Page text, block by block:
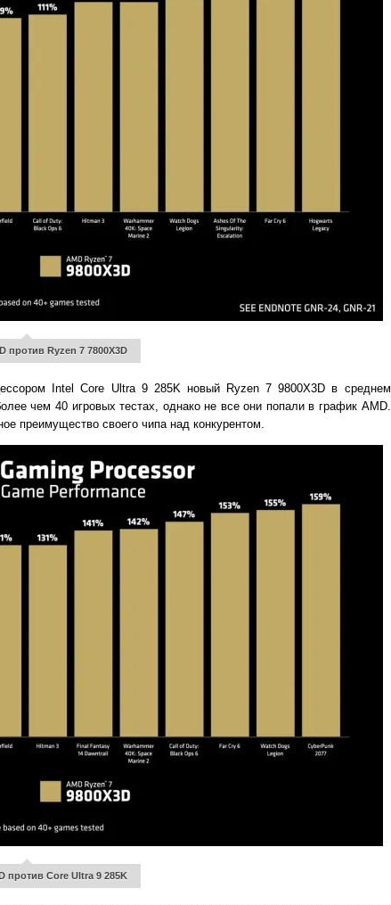
против Ryzen 7 7800X3D
Intel Core Ultra 9 285K новый Ryzen 7 9800X3D в среднем
чем 40 игровых тестах, однако не все они попали в график AMD.
преимущество своего чипа над конкурентом.
против Core Ultra 9 285K